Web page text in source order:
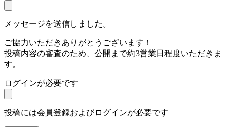
メッセージを送信しました。
ご協力いただきありがとうございます！
投稿内容の審査のため、公開まで約3営業日程度いただきま
す。
ログインが必要です
投稿には会員登録およびログインが必要です